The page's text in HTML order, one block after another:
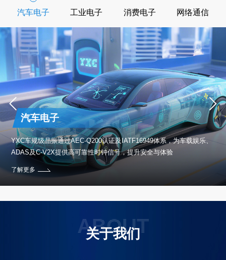
汽车电子 工业电子 消费电子 网络通信
汽车电子
YXC车规级晶振通过AEC-Q200认证及IATF16949体系，为车载娱乐、
ADAS及C-V2X提供高可靠性时钟信号，提升安全与体验
了解更多
ABOUT
关于我们